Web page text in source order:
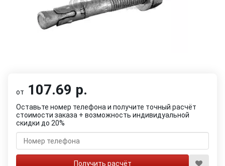
от 107.69 р.
Оставьте номер телефона и получите точный расчёт
стоимости заказа + возможность индивидуальной
скидки до 20%